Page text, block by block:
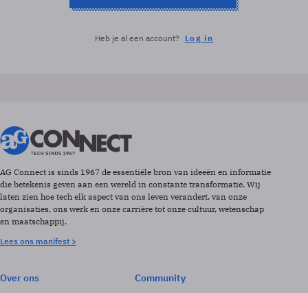
Heb je al een account? Log in
AG Connect is sinds 1967 de essentiële bron van ideeën en informatie
die betekenis geven aan een wereld in constante transformatie. Wij
laten zien hoe tech elk aspect van ons leven verandert, van onze
organisaties, ons werk en onze carrière tot onze cultuur, wetenschap
en maatschappij.
Lees ons manifest >
Over ons
Community